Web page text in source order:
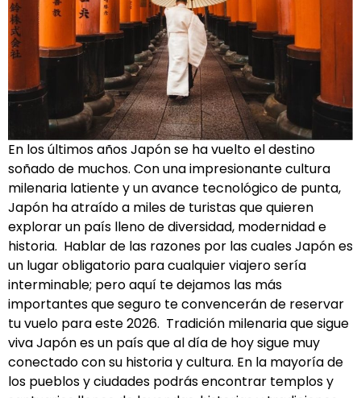
En los últimos años Japón se ha vuelto el destino
soñado de muchos. Con una impresionante cultura
milenaria latiente y un avance tecnológico de punta,
Japón ha atraído a miles de turistas que quieren
explorar un país lleno de diversidad, modernidad e
historia. Hablar de las razones por las cuales Japón es
un lugar obligatorio para cualquier viajero sería
interminable; pero aquí te dejamos las más
importantes que seguro te convencerán de reservar
tu vuelo para este 2026. Tradición milenaria que sigue
viva Japón es un país que al día de hoy sigue muy
conectado con su historia y cultura. En la mayoría de
los pueblos y ciudades podrás encontrar templos y